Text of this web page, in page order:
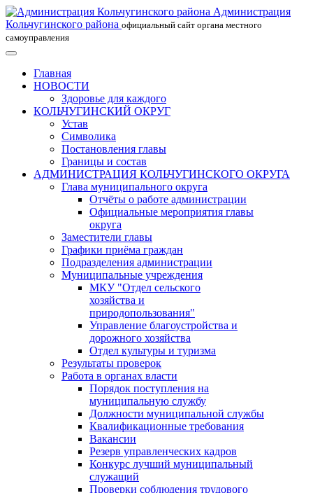
Администрация
Кольчугинского района официальный сайт органа местного
самоуправления
Главная
НОВОСТИ
Здоровье для каждого
КОЛЬЧУГИНСКИЙ ОКРУГ
Устав
Символика
Постановления главы
Границы и состав
АДМИНИСТРАЦИЯ КОЛЬЧУГИНСКОГО ОКРУГА
Глава муниципального округа
Отчёты о работе администрации
Официальные мероприятия главы
округа
Заместители главы
Графики приёма граждан
Подразделения администрации
Муниципальные учреждения
МКУ "Отдел сельского
хозяйства и
природопользования"
Управление благоустройства и
дорожного хозяйства
Отдел культуры и туризма
Результаты проверок
Работа в органах власти
Порядок поступления на
муниципальную службу
Должности муниципальной службы
Квалификационные требования
Вакансии
Резерв управленческих кадров
Конкурс лучший муниципальный
служащий
Проверки соблюдения трудового